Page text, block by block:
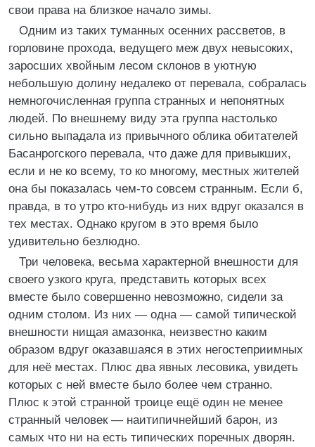
свои права на близкое начало зимы.
Одним из таких туманных осенних рассветов, в
горловине прохода, ведущего меж двух невысоких,
заросших хвойным лесом склонов в уютную
небольшую долину недалеко от перевала, собралась
немногочисленная группа странных и непонятных
людей. По внешнему виду эта группа настолько
сильно выпадала из привычного облика обитателей
Басанрогского перевала, что даже для привыкших,
если и не ко всему, то ко многому, местных жителей
она бы показалась чем-то совсем странным. Если б,
правда, в то утро кто-нибудь из них вдруг оказался в
тех местах. Однако кругом в это время было
удивительно безлюдно.
Три человека, весьма характерной внешности для
своего узкого круга, представить которых всех
вместе было совершенно невозможно, сидели за
одним столом. Из них — одна — самой типической
внешности нищая амазонка, неизвестно каким
образом вдруг оказавшаяся в этих негостеприимных
для неё местах. Плюс два явных лесовика, увидеть
которых с ней вместе было более чем странно.
Плюс к этой странной троице ещё один не менее
странный человек — наитипичнейший барон, из
самых что ни на есть типических поречных дворян.